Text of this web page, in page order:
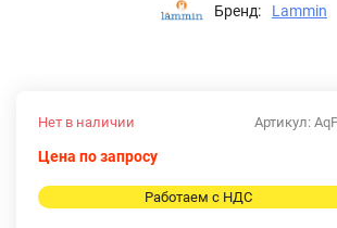
Бренд: Lammin
Артикул:
Нет в наличии
Цена по запросу
Работаем с НДС